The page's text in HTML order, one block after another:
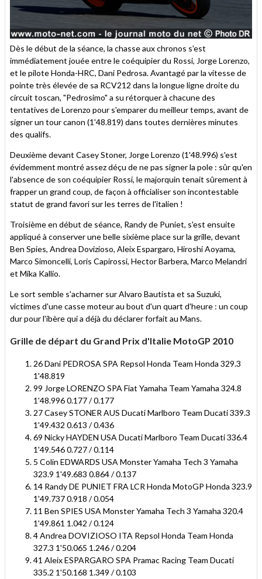
Dès le début de la séance, la chasse aux chronos s'est
immédiatement jouée entre le coéquipier du Rossi, Jorge Lorenzo,
et le pilote Honda-HRC, Dani Pedrosa. Avantagé par la vitesse de
pointe très élevée de sa RCV212 dans la longue ligne droite du
circuit toscan, "Pedrosimo" a su rétorquer à chacune des
tentatives de Lorenzo pour s'emparer du meilleur temps, avant de
signer un tour canon (1'48.819) dans toutes dernières minutes
des qualifs.
Deuxième devant Casey Stoner, Jorge Lorenzo (1'48.996) s'est
évidemment montré assez déçu de ne pas signer la pole : sûr qu'en
l'absence de son coéquipier Rossi, le majorquin tenait sûrement à
frapper un grand coup, de façon à officialiser son incontestable
statut de grand favori sur les terres de l'italien !
Troisième en début de séance, Randy de Puniet, s'est ensuite
appliqué à conserver une belle sixième place sur la grille, devant
Ben Spies, Andrea Dovizioso, Aleix Espargaro, Hiroshi Aoyama,
Marco Simoncelli, Loris Capirossi, Hector Barbera, Marco Melandri
et Mika Kallio.
Le sort semble s'acharner sur Alvaro Bautista et sa Suzuki,
victimes d'une casse moteur au bout d'un quart d'heure : un coup
dur pour l'ibère qui a déjà du déclarer forfait au Mans.
Grille de départ du Grand Prix d'Italie MotoGP 2010
26 Dani PEDROSA SPA Repsol Honda Team Honda 329.3
1'48.819
99 Jorge LORENZO SPA Fiat Yamaha Team Yamaha 324.8
1'48.996 0.177 / 0.177
27 Casey STONER AUS Ducati Marlboro Team Ducati 339.3
1'49.432 0.613 / 0.436
69 Nicky HAYDEN USA Ducati Marlboro Team Ducati 336.4
1'49.546 0.727 / 0.114
5 Colin EDWARDS USA Monster Yamaha Tech 3 Yamaha
323.9 1'49.683 0.864 / 0.137
14 Randy DE PUNIET FRA LCR Honda MotoGP Honda 323.9
1'49.737 0.918 / 0.054
11 Ben SPIES USA Monster Yamaha Tech 3 Yamaha 320.4
1'49.861 1.042 / 0.124
4 Andrea DOVIZIOSO ITA Repsol Honda Team Honda
327.3 1'50.065 1.246 / 0.204
41 Aleix ESPARGARO SPA Pramac Racing Team Ducati
335.2 1'50.168 1.349 / 0.103